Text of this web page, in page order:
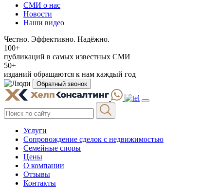
СМИ о нас
Новости
Наши видео
Честно. Эффективно. Надёжно.
100+
публикаций в самых известных СМИ
50+
изданий обращаются к нам каждый год
Обратный звонок
Услуги
Сопровождение сделок с недвижимостью
Семейные споры
Цены
О компании
Отзывы
Контакты